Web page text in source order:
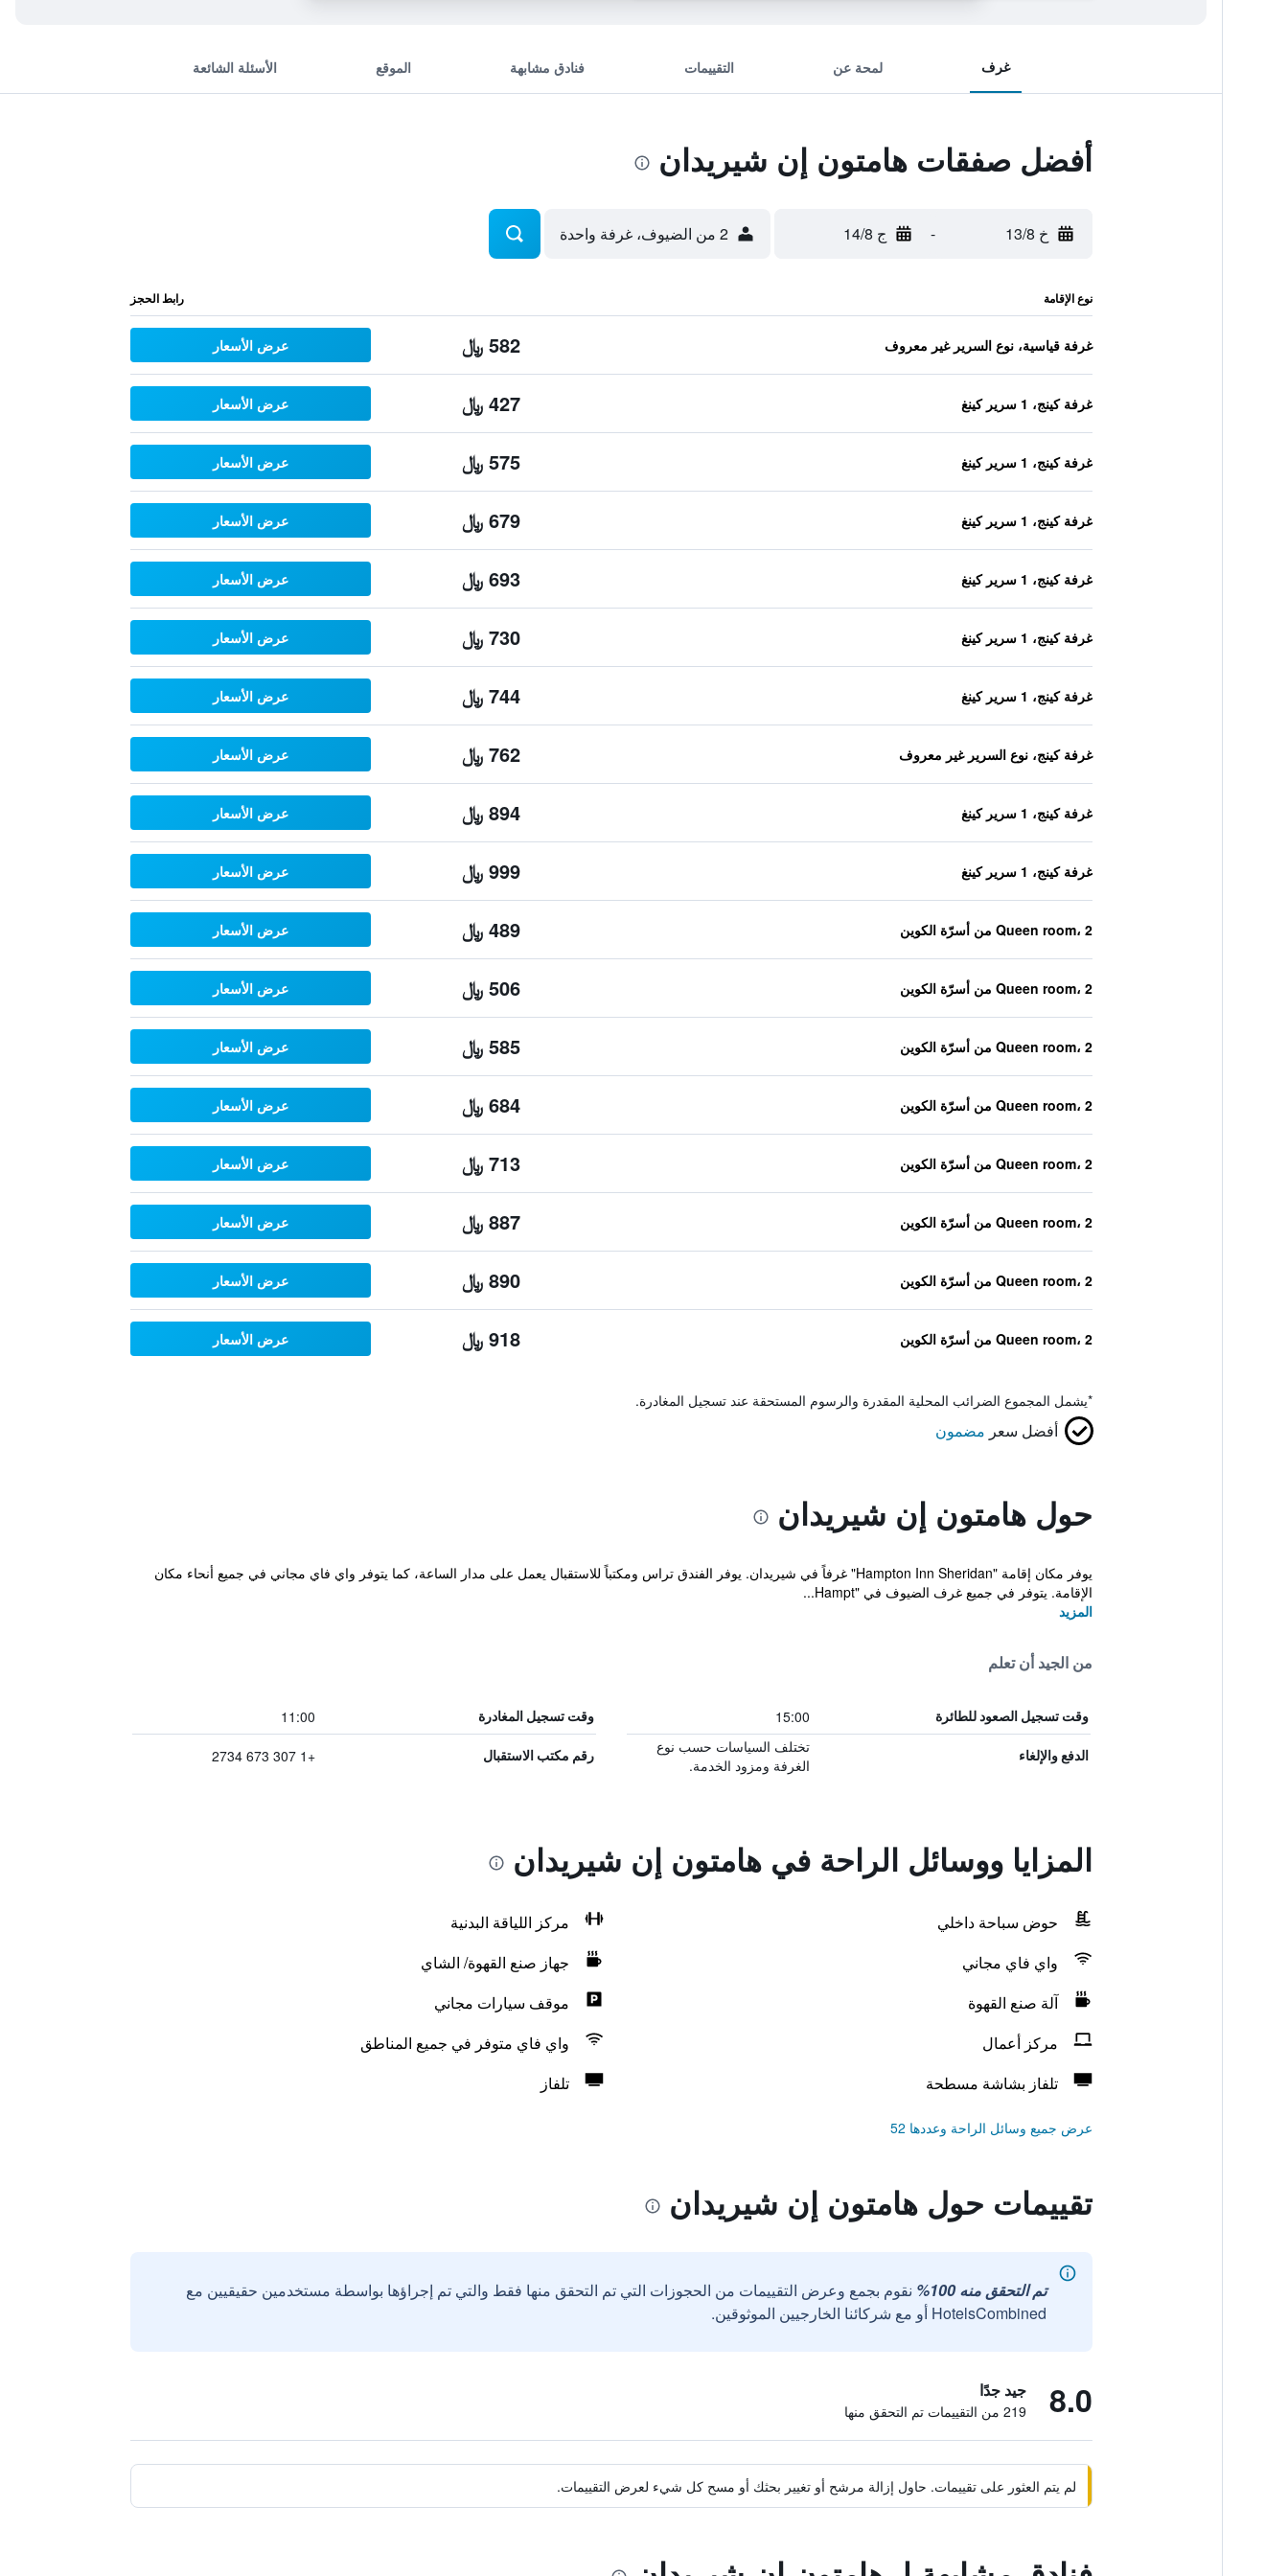
غرف لمحة عن التقييمات فنادق مشابهة الموقع الأسئلة الشائعة
أفضل صفقات هامتون إن شيريدان
خ 13/8 - ج 14/8 2 من الضيوف، غرفة واحدة
نوع الإقامة رابط الحجز
غرفة قياسية، نوع السرير غير معروف 582 ﷼ عرض الأسعار
غرفة كينج، 1 سرير كينغ 427 ﷼ عرض الأسعار
غرفة كينج، 1 سرير كينغ 575 ﷼ عرض الأسعار
غرفة كينج، 1 سرير كينغ 679 ﷼ عرض الأسعار
غرفة كينج، 1 سرير كينغ 693 ﷼ عرض الأسعار
غرفة كينج، 1 سرير كينغ 730 ﷼ عرض الأسعار
غرفة كينج، 1 سرير كينغ 744 ﷼ عرض الأسعار
غرفة كينج، نوع السرير غير معروف 762 ﷼ عرض الأسعار
غرفة كينج، 1 سرير كينغ 894 ﷼ عرض الأسعار
غرفة كينج، 1 سرير كينغ 999 ﷼ عرض الأسعار
Queen room، 2 من أسرّة الكوين 489 ﷼ عرض الأسعار
Queen room، 2 من أسرّة الكوين 506 ﷼ عرض الأسعار
Queen room، 2 من أسرّة الكوين 585 ﷼ عرض الأسعار
Queen room، 2 من أسرّة الكوين 684 ﷼ عرض الأسعار
Queen room، 2 من أسرّة الكوين 713 ﷼ عرض الأسعار
Queen room، 2 من أسرّة الكوين 887 ﷼ عرض الأسعار
Queen room، 2 من أسرّة الكوين 890 ﷼ عرض الأسعار
Queen room، 2 من أسرّة الكوين 918 ﷼ عرض الأسعار
*يشمل المجموع الضرائب المحلية المقدرة والرسوم المستحقة عند تسجيل المغادرة.
أفضل سعر مضمون
حول هامتون إن شيريدان
يوفر مكان إقامة "Hampton Inn Sheridan" غرفاً في شيريدان. يوفر الفندق تراس ومكتباً للاستقبال يعمل على مدار الساعة، كما يتوفر واي فاي مجاني في جميع أنحاء مكان
الإقامة. يتوفر في جميع غرف الضيوف في "Hampt...
المزيد
من الجيد أن تعلم
وقت تسجيل الصعود للطائرة 15:00 وقت تسجيل المغادرة 11:00
الدفع والإلغاء
تختلف السياسات حسب نوع
الغرفة ومزود الخدمة.
رقم مكتب الاستقبال +1 307 673 2734
المزايا ووسائل الراحة في هامتون إن شيريدان
حوض سباحة داخلي
مركز اللياقة البدنية
واي فاي مجاني
جهاز صنع القهوة/ الشاي
آلة صنع القهوة
موقف سيارات مجاني
مركز أعمال
واي فاي متوفر في جميع المناطق
تلفاز بشاشة مسطحة
تلفاز
عرض جميع وسائل الراحة وعددها 52
تقييمات حول هامتون إن شيريدان
تم التحقق منه 100%
نقوم بجمع وعرض التقييمات من الحجوزات التي تم التحقق منها فقط والتي تم إجراؤها بواسطة مستخدمين حقيقيين مع
HotelsCombined أو مع شركائنا الخارجيين الموثوقين.
8.0 جيد جدًا
219 من التقييمات تم التحقق منها
لم يتم العثور على تقييمات. حاول إزالة مرشح أو تغيير بحثك أو مسح كل شيء لعرض التقييمات.